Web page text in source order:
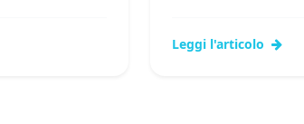
Leggi l'articolo